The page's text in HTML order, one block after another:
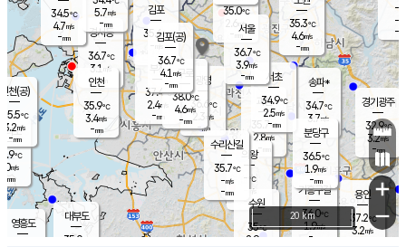
의도
℃
m/s
mm
영흥도
과천
35.7℃
2.8m/s
- mm
용인
37.2℃
3.2m/s
경기광주
32.9℃
3.2m/s
-mm
대부도
35.0
경서동
36.7℃
3.1 m/s
-mm
34.5℃
4.7m/s
-mm
-
-m/
-
의왕
- ℃
m/s
mm
김포
35.6℃
-m/s
mm
광명
36.6 ℃
2.3 m/s
-mm
부천
37.4℃
2.4m/s
-mm
5.7m/s
-mm
구로
38.0℃
4.6m/s
-mm
35.0℃
2.6 m/s
- mm
35.3℃
4.6m/s
-mm
송파*
34.7℃
3.7m/s
-mm
서초
34.9℃
2.5m/s
-mm
기흥구갈
36.0℃
1.9m/s
-
수리산길
35.7℃
-m/s
-mm
분당구
36.5℃
1.9m/s
-mm
인천(공)
35.5℃
3.2m/s
-mm
김포(공)
36.7℃
4.1 m/s
-mm
수원
35℃
2.9m/s
인천
35.9℃
3.4m/s
-mm
서울
36.7℃
3.9m/s
-mm
+
−
20 km